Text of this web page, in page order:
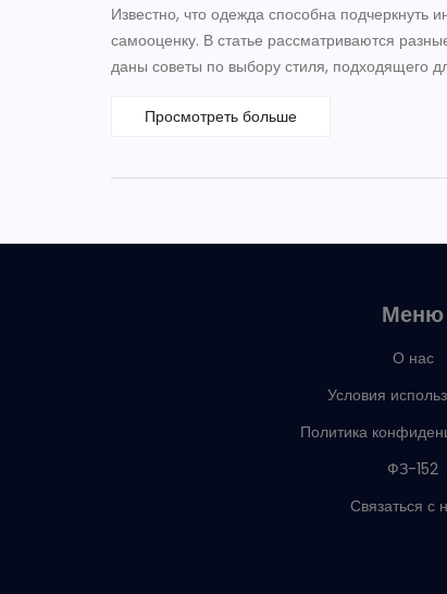
Известно, что одежда способна подчеркнуть
самооценку. В статье рассматриваются
даны советы по выбору стиля, подходящего
Просмотреть больше
Меню
О нас
Условия
Политика
ФЗ-152
Связаться с